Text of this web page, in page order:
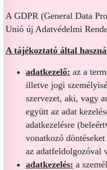
A GDPR (General Data
Unió új Adatvédelmi
A tájékoztató által
adatkezelő: az a
illetve jogi
szervezet, aki, vagy
együtt az adat
adatkezelésre
vonatkozó
az adatfeldolgozóval
adatkezelés: a